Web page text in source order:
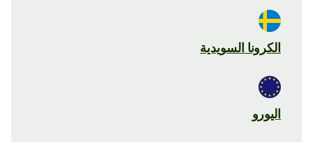
الكرونا السويدية
اليورو